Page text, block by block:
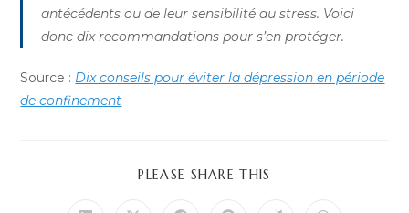
antécédents ou de leur sensibilité au stress. Voici
donc dix recommandations pour s’en protéger.
Source : Dix conseils pour éviter la dépression en période
de confinement
PLEASE SHARE THIS